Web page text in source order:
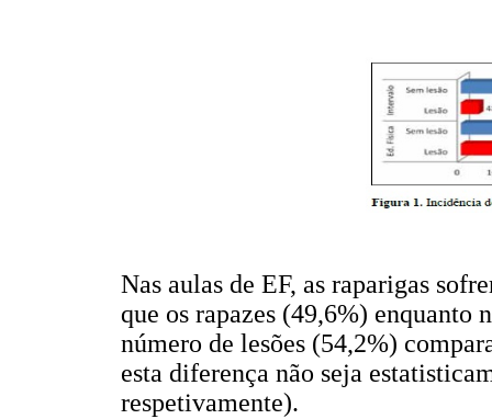
Nas aulas de EF, as raparigas
que os rapazes (49,6%) enquanto
número de lesões (54,2%)
esta diferença não seja
respetivamente).